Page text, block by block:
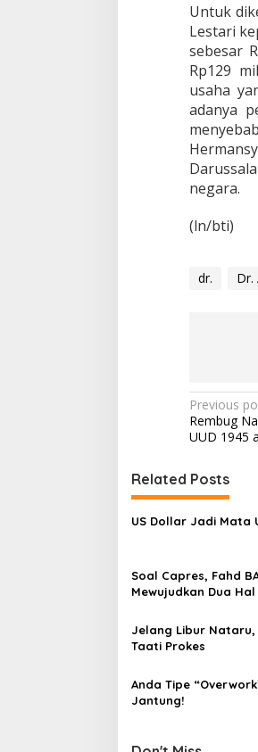
Untuk
Lestari
sebesar
Rp129
usaha
adanya
negara.
(ln/bti)
dr. Dr.
P
o
t
n
a
i
a
t
i
Previous
Rembug
UUD 1945
Related Posts
US Dollar Jadi Mata
Soal Capres, Fahd
Mewujudkan Dua Hal
Jelang Libur
Taati Prokes
Anda Tipe
Jantung!